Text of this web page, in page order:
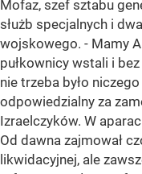
Mofaz, szef sztabu
służb specjalnych i
wojskowego. - Mamy
pułkownicy wstali i
nie trzeba było
odpowiedzialny za
Izraelczyków. W
Od dawna zajmował
likwidacyjnej, ale